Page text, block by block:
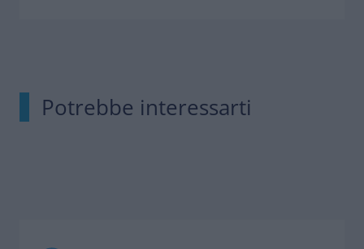
Potrebbe interessarti